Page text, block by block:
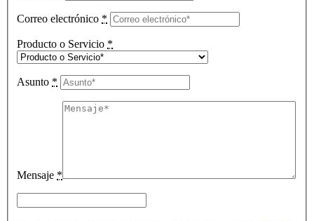
Correo electrónico *
Producto o Servicio *
Asunto *
Mensaje *